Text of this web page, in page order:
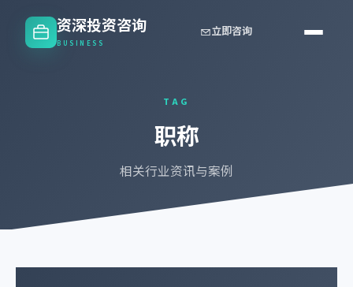
资深投资咨询
BUSINESS
立即咨询
TAG
职称
相关行业资讯与案例